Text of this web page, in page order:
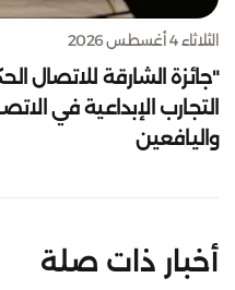
الثلاثاء 4 أغسطس 2026
"جائزة الشارقة للاتصال
التجارب الإبداعية في
واليافعين
أخبار ذات صلة